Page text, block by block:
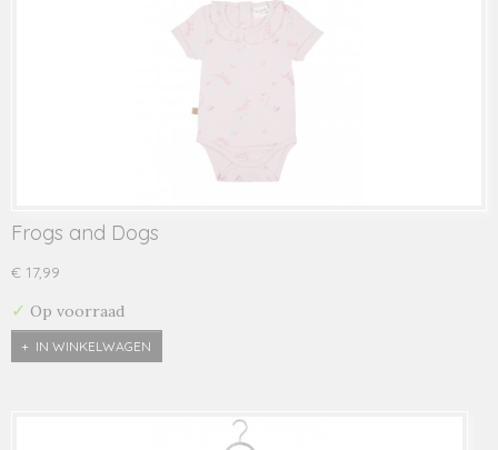
Frogs and Dogs
€ 17,99
✓ Op voorraad
IN WINKELWAGEN